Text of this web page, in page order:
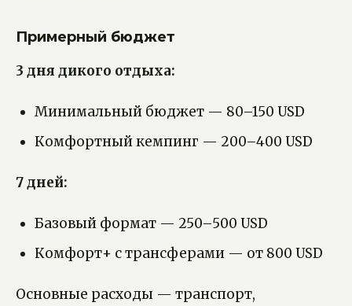
Примерный бюджет
3 дня дикого отдыха:
Минимальный бюджет — 80–150 USD
Комфортный кемпинг — 200–400 USD
7 дней:
Базовый формат — 250–500 USD
Комфорт+ с трансферами — от 800 USD
Основные расходы — транспорт,